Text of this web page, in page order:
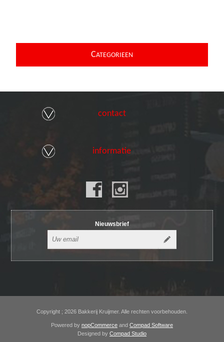
CATEGORIEEN
contact
informatie
Nieuwsbrief
Copyright ; 2026 Bakkerij Kruijmer. Alle rechten voorbehouden.
Powered by nopCommerce and Compad Software
Designed by Compad Studio